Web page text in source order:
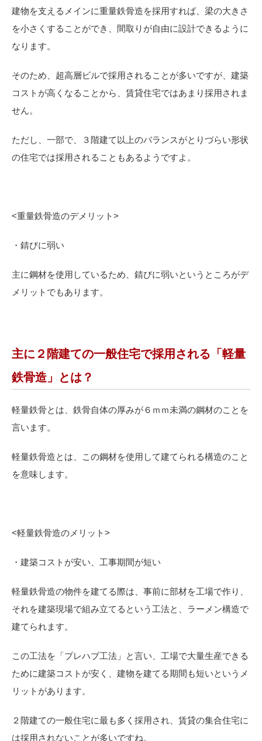
建物を支えるメインに重量鉄骨造を採用すれば、梁の大きさ
を小さくすることができ、間取りが自由に設計できるように
なります。
そのため、超高層ビルで採用されることが多いですが、建築
コストが高くなることから、賃貸住宅ではあまり採用されま
せん。
ただし、一部で、３階建て以上のバランスがとりづらい形状
の住宅では採用されることもあるようですよ。
<重量鉄骨造のデメリット>
・錆びに弱い
主に鋼材を使用しているため、錆びに弱いというところがデ
メリットでもあります。
主に２階建ての一般住宅で採用される「軽量
鉄骨造」とは？
軽量鉄骨とは、鉄骨自体の厚みが６ｍｍ未満の鋼材のことを
言います。
軽量鉄骨造とは、この鋼材を使用して建てられる構造のこと
を意味します。
<軽量鉄骨造のメリット>
・建築コストが安い、工事期間が短い
軽量鉄骨造の物件を建てる際は、事前に部材を工場で作り、
それを建築現場で組み立てるという工法と、ラーメン構造で
建てられます。
この工法を「プレハブ工法」と言い、工場で大量生産できる
ために建築コストが安く、建物を建てる期間も短いというメ
リットがあります。
２階建ての一般住宅に最も多く採用され、賃貸の集合住宅に
は採用されないことが多いですね。